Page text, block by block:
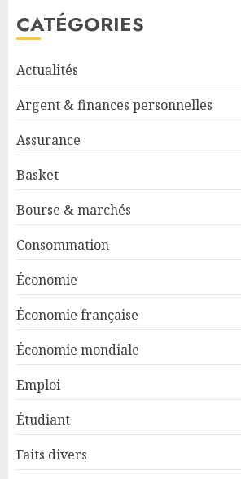
CATÉGORIES
Actualités
Argent & finances personnelles
Assurance
Basket
Bourse & marchés
Consommation
Économie
Économie française
Économie mondiale
Emploi
Étudiant
Faits divers